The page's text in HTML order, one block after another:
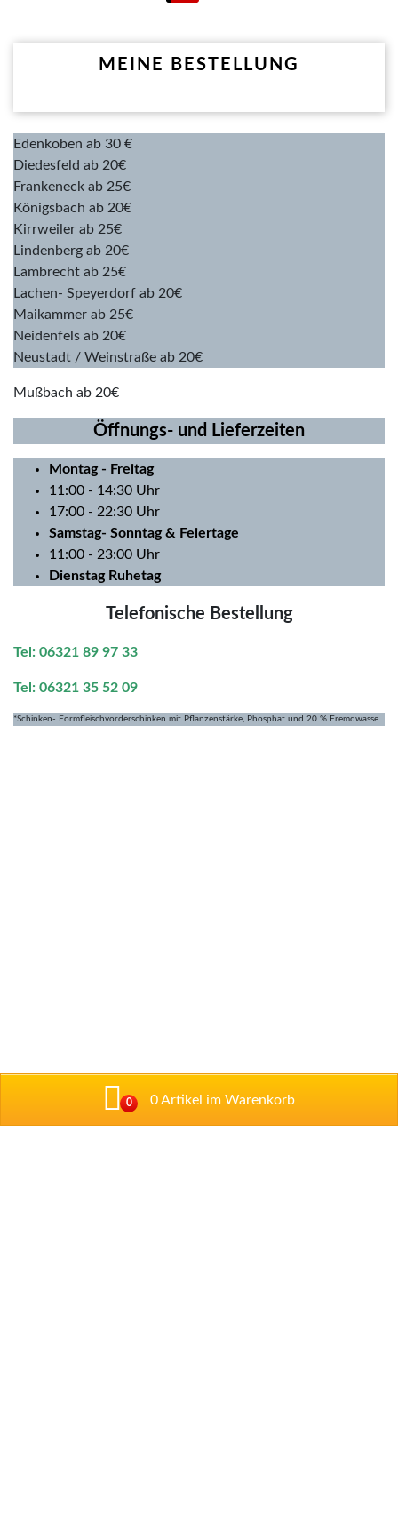
0 0 Artikel im Warenkorb
MEINE BESTELLUNG
Edenkoben ab 30 €
Diedesfeld ab 20€
Frankeneck ab 25€
Königsbach ab 20€
Kirrweiler ab 25€
Lindenberg ab 20€
Lambrecht ab 25€
Lachen- Speyerdorf ab 20€
Maikammer ab 25€
Neidenfels ab 20€
Neustadt / Weinstraße ab 20€
Mußbach ab 20€
Öffnungs- und Lieferzeiten
Montag - Freitag
11:00 - 14:30 Uhr
17:00 - 22:30 Uhr
Samstag- Sonntag & Feiertage
11:00 - 23:00 Uhr
Dienstag Ruhetag
Telefonische Bestellung
Tel: 06321 89 97 33
Tel: 06321 35 52 09
*Schinken- Formfleischvorderschinken mit Pflanzenstärke, Phosphat und 20 % Fremdwasse